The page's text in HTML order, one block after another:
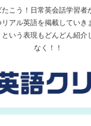
こう！日常英会話学習者
アル英語を掲載していき
いう表現もどんどん紹介
なく！！